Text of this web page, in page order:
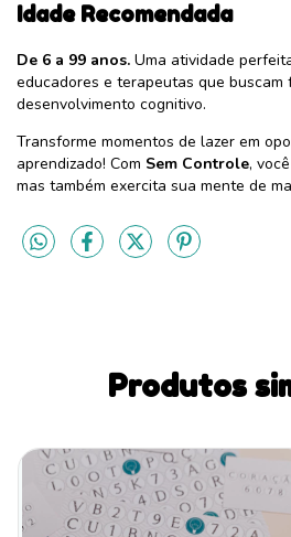
Idade Recomendada
De 6 a 99 anos. Uma atividade
educadores e terapeutas que
desenvolvimento cognitivo.
Transforme momentos de lazer em
aprendizado! Com Sem Controle,
mas também exercita sua mente de
Produtos